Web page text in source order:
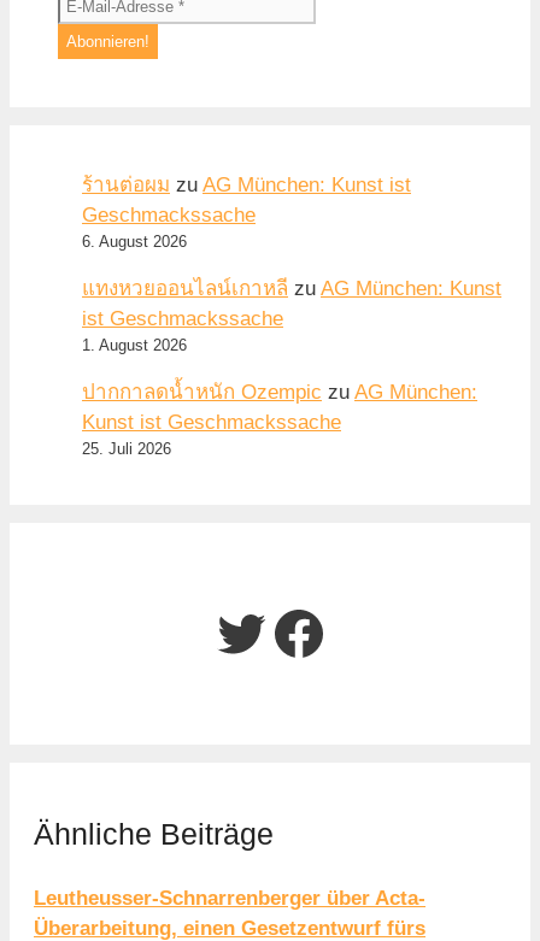
ร้านต่อผม zu AG München: Kunst ist
Geschmackssache
6. August 2026
แทงหวยออนไลน์เกาหลี zu AG München: Kunst
ist Geschmackssache
1. August 2026
ปากกาลดน้ำหนัก Ozempic zu AG München:
Kunst ist Geschmackssache
25. Juli 2026
Twitter
Facebook
Ähnliche Beiträge
Leutheusser-Schnarrenberger über Acta-
Überarbeitung, einen Gesetzentwurf fürs